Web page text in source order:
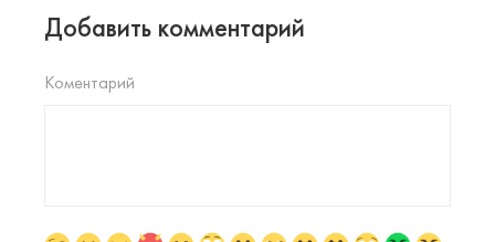
Добавить комментарий
Коментарий